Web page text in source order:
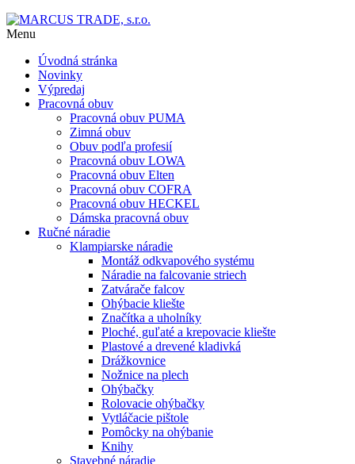
Menu
Úvodná stránka
Novinky
Výpredaj
Pracovná obuv
Pracovná obuv PUMA
Zimná obuv
Obuv podľa profesií
Pracovná obuv LOWA
Pracovná obuv Elten
Pracovná obuv COFRA
Pracovná obuv HECKEL
Dámska pracovná obuv
Ručné náradie
Klampiarske náradie
Montáž odkvapového systému
Náradie na falcovanie striech
Zatvárače falcov
Ohýbacie kliešte
Značítka a uholníky
Ploché, guľaté a krepovacie kliešte
Plastové a drevené kladivká
Drážkovnice
Nožnice na plech
Ohýbačky
Rolovacie ohýbačky
Vytláčacie pištole
Pomôcky na ohýbanie
Knihy
Stavebné náradie